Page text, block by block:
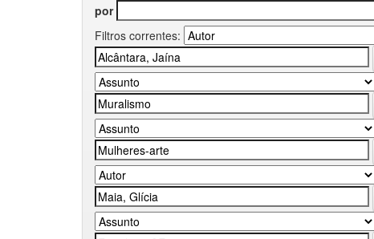
por
Filtros correntes: